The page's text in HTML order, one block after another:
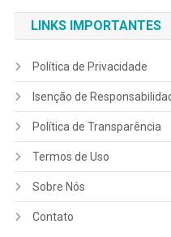
LINKS IMPORTANTES
Política de Privacidade
Isenção de
Política de Transparência
Termos de Uso
Sobre Nós
Contato